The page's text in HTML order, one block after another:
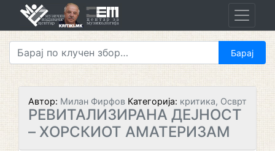
Автор: Милан Фирфов Категорија: критика, Осврт
РЕВИТАЛИЗИРАНА ДЕЈНОСТ
– ХОРСКИОТ АМАТЕРИЗАМ